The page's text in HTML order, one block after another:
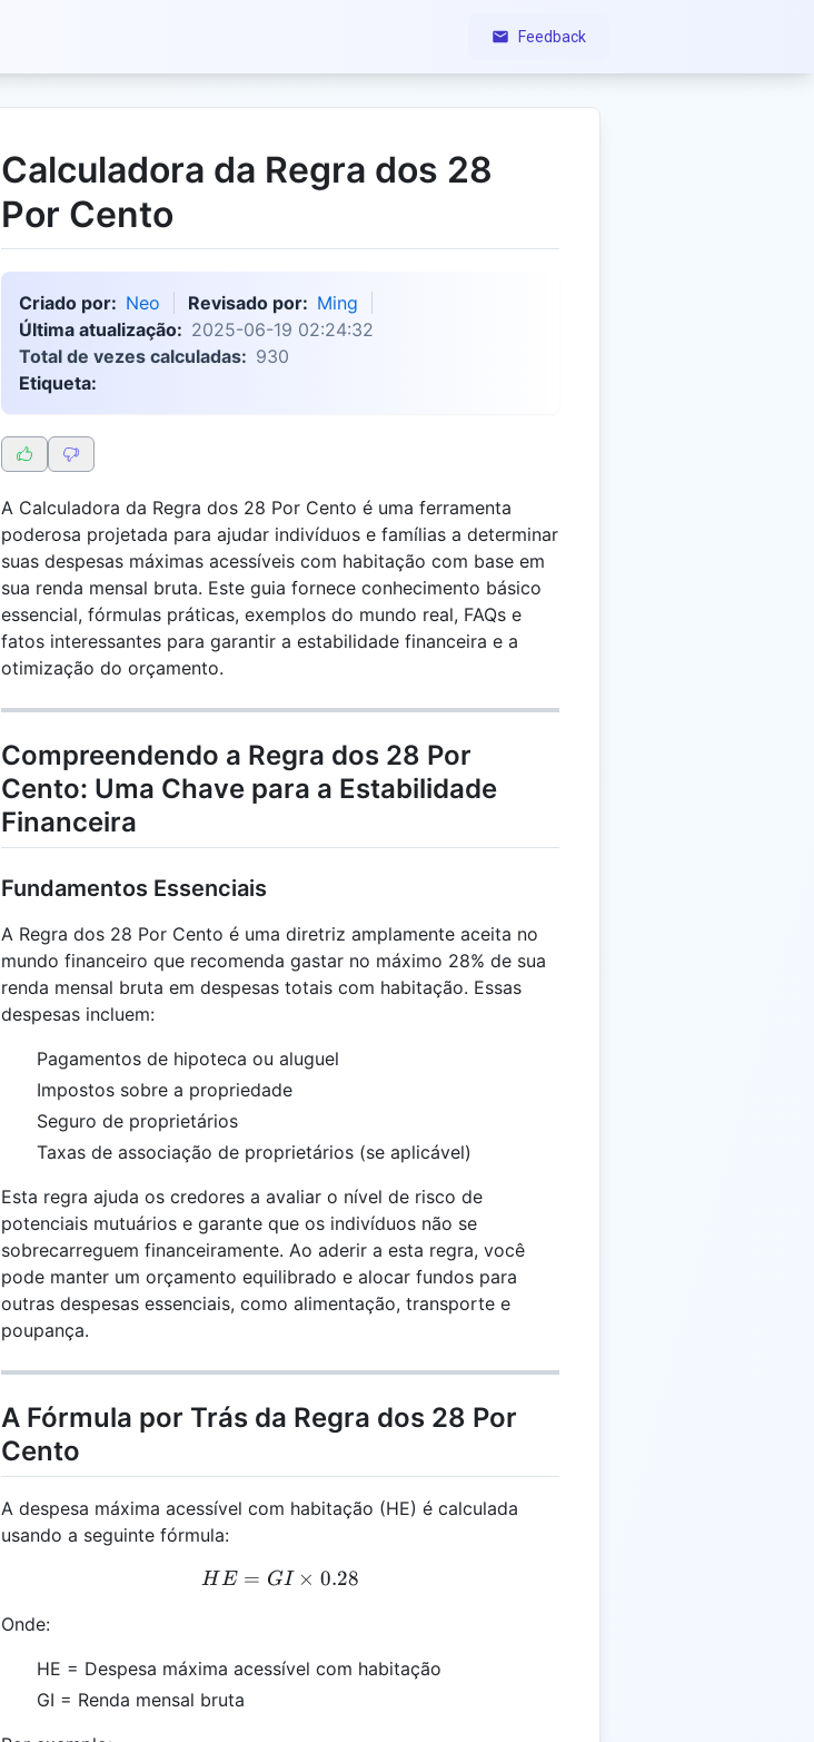
Feedback
Calculadora da Regra dos 28
Por Cento
Criado por: Neo Revisado por: Ming
Última atualização: 2025-06-19 02:24:32
Total de vezes calculadas: 930
Etiqueta:
A Calculadora da Regra dos 28 Por Cento é uma ferramenta
poderosa projetada para ajudar indivíduos e famílias a determinar
suas despesas máximas acessíveis com habitação com base em
sua renda mensal bruta. Este guia fornece conhecimento básico
essencial, fórmulas práticas, exemplos do mundo real, FAQs e
fatos interessantes para garantir a estabilidade financeira e a
otimização do orçamento.
Compreendendo a Regra dos 28 Por
Cento: Uma Chave para a Estabilidade
Financeira
Fundamentos Essenciais
A Regra dos 28 Por Cento é uma diretriz amplamente aceita no
mundo financeiro que recomenda gastar no máximo 28% de sua
renda mensal bruta em despesas totais com habitação. Essas
despesas incluem:
Pagamentos de hipoteca ou aluguel
Impostos sobre a propriedade
Seguro de proprietários
Taxas de associação de proprietários (se aplicável)
Esta regra ajuda os credores a avaliar o nível de risco de
potenciais mutuários e garante que os indivíduos não se
sobrecarreguem financeiramente. Ao aderir a esta regra, você
pode manter um orçamento equilibrado e alocar fundos para
outras despesas essenciais, como alimentação, transporte e
poupança.
A Fórmula por Trás da Regra dos 28 Por
Cento
A despesa máxima acessível com habitação (HE) é calculada
usando a seguinte fórmula:
HE = GI \times 0.28
HE = GI × 0.28
Onde:
HE = Despesa máxima acessível com habitação
GI = Renda mensal bruta